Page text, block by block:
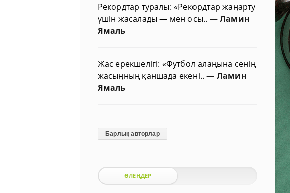
Рекордтар туралы: «Рекордтар жаңарту
үшін жасалады — мен осы.. —Ламин
Ямаль
Жас ерекшелігі: «Футбол алаңына сенің
жасыңның қаншада екені..— Ламин
Ямаль
Барлық авторлар
ӨЛЕҢДЕР